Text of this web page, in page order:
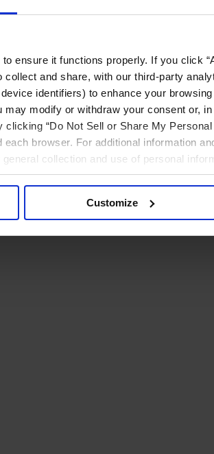
ensure it functions properly. If you click
collect and share, with our third-party
identifiers) to enhance your
may modify or withdraw your consent or,
“Do Not Sell or Share My
browser. For additional information
collection and use of personal
Customize